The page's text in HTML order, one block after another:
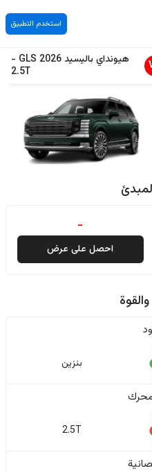
استخدم التطبيق
هيونداي باليسيد 2026
GLS
-
2.5T
-
احصل على عرض
بنزين
2.5T